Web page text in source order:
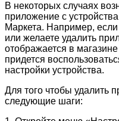
В некоторых случаях
приложение с
Маркета. Например,
или желаете удалить
отображается в
придется
настройки устройства.
Для того чтобы удалить
следующие шаги: